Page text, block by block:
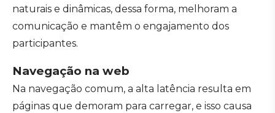
naturais e dinâmicas, dessa forma, melhoram a
comunicação e mantêm o engajamento dos
participantes.
Navegação na web
Na navegação comum, a alta latência resulta em
páginas que demoram para carregar, e isso causa